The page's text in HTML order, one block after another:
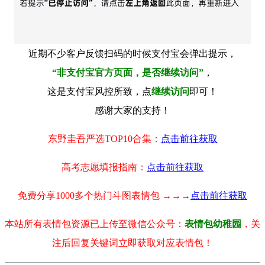
近期不少客户反馈扫码的时候支付宝会弹出提示，
“非支付宝官方页面，是否继续访问” ，
这是支付宝风控所致，点继续访问 即可！
感谢大家的支持！
东野圭吾严选TOP10合集： 点击前往获取
高考志愿填报指南： 点击前往获取
免费分享1000多个热门斗图表情包 →→→ 点击前往获取
本站所有表情包资源已上传至微信公众号： 表情包幼稚园 ，关
注后回复关键词立即获取对应表情包！